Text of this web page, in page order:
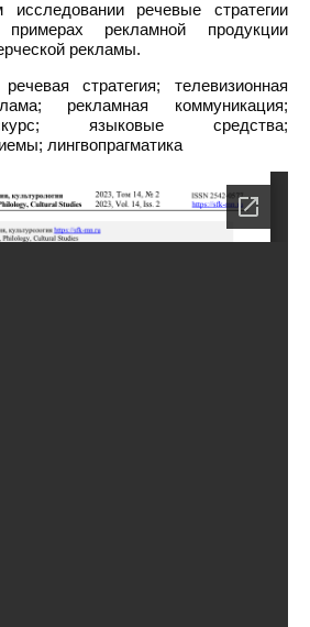
речевые стратегии
рекламной продукции
рекламы.
речевая стратегия; телевизионная
рекламная коммуникация;
языковые средства;
лингвопрагматика